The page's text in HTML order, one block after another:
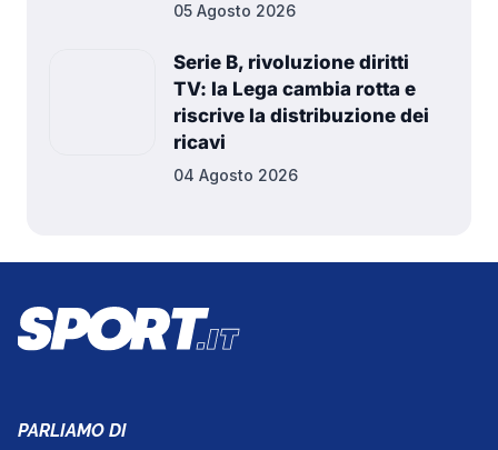
05 Agosto 2026
Serie B, rivoluzione diritti
TV: la Lega cambia rotta e
riscrive la distribuzione dei
ricavi
04 Agosto 2026
PARLIAMO DI